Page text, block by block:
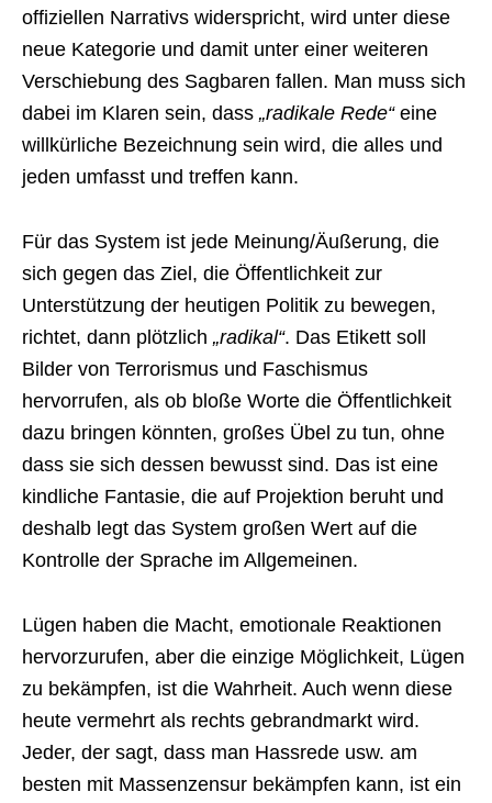
offiziellen Narrativs widerspricht, wird unter diese
neue Kategorie und damit unter einer weiteren
Verschiebung des Sagbaren fallen. Man muss sich
dabei im Klaren sein, dass „radikale Rede“eine
willkürliche Bezeichnung sein wird, die alles und
jeden umfasst und treffen kann.
Für das System ist jede Meinung/Äußerung, die
sich gegen das Ziel, die Öffentlichkeit zur
Unterstützung der heutigen Politik zu bewegen,
richtet, dann plötzlich „radikal“. Das Etikett soll
Bilder von Terrorismus und Faschismus
hervorrufen, als ob bloße Worte die Öffentlichkeit
dazu bringen könnten, großes Übel zu tun, ohne
dass sie sich dessen bewusst sind. Das ist eine
kindliche Fantasie, die auf Projektion beruht und
deshalb legt das System großen Wert auf die
Kontrolle der Sprache im Allgemeinen.
Lügen haben die Macht, emotionale Reaktionen
hervorzurufen, aber die einzige Möglichkeit, Lügen
zu bekämpfen, ist die Wahrheit. Auch wenn diese
heute vermehrt als rechts gebrandmarkt wird.
Jeder, der sagt, dass man Hassrede usw. am
besten mit Massenzensur bekämpfen kann, ist ein